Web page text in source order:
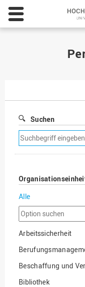
Suchen
Suchfilter
entfernen
Alle
Option
suchen
Arbeitssicherheit
Beschaffung und
Bibliothek